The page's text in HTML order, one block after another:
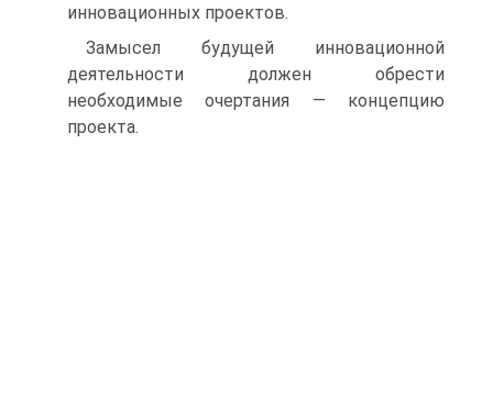
инновационных проектов.
Замысел будущей инновационной
деятельности должен обрести
необходимые очертания — концепцию
проекта.